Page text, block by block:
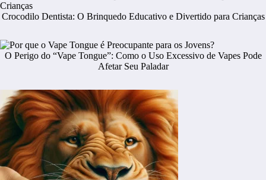
Crocodilo Dentista: O Brinquedo Educativo e Divertido para Crianças
O Perigo do “Vape Tongue”: Como o Uso Excessivo de Vapes Pode
Afetar Seu Paladar